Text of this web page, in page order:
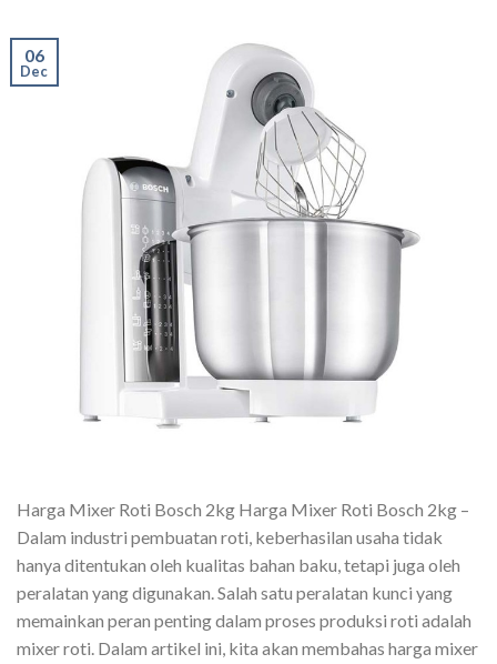
06
Dec
Harga Mixer Roti Bosch 2kg Harga Mixer Roti Bosch 2kg –
Dalam industri pembuatan roti, keberhasilan usaha tidak
hanya ditentukan oleh kualitas bahan baku, tetapi juga oleh
peralatan yang digunakan. Salah satu peralatan kunci yang
memainkan peran penting dalam proses produksi roti adalah
mixer roti. Dalam artikel ini, kita akan membahas harga mixer